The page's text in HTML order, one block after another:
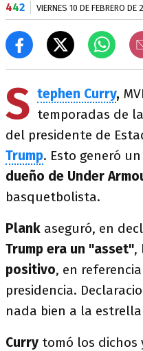
442 VIERNES 10 DE FEBRERO DE
S tephen Curry,
temporadas de la
del presidente de
Trump. Esto generó
dueño de Under
basquetbolista.
Plank aseguró, en
Trump era un "asset",
positivo, en
presidencia.
nada bien a la estrella
Curry tomó los dichos